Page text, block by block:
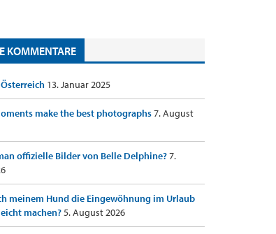
KOMMENTARE
13. Januar 2025
make the best photographs7. August
offizielle Bilder von Belle Delphine?7.
meinem Hund die Eingewöhnung im Urlaub
machen?5. August 2026